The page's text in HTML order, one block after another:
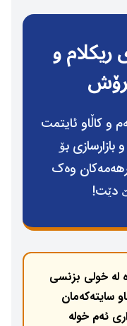
و
و كاڵاو ئایتمت
بازارسازی بۆ
وەك
دێت!
لە خولی بزنسی
سایتەكەمان
ئەم خولە